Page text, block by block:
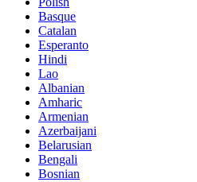
Basque
Catalan
Esperanto
Hindi
Lao
Albanian
Amharic
Armenian
Azerbaijani
Belarusian
Bengali
Bosnian